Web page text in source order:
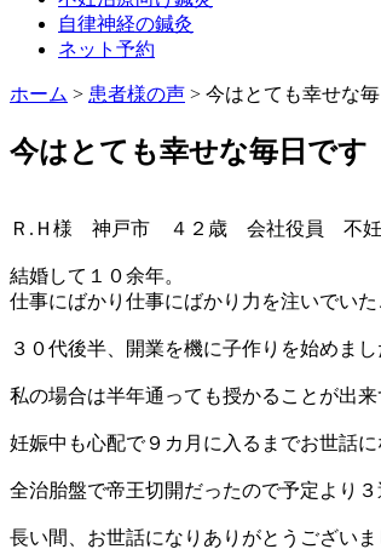
自律神経の鍼灸
ネット予約
ホーム > 患者様の声 > 今はとても幸せな
今はとても幸せな毎日で
Ｒ.Ｈ様 神戸市 ４２歳 会社役員 不妊
結婚して１０余年。
仕事にばかり仕事にばかり力を注いでい
３０代後半、開業を機に子作りを始めま
私の場合は半年通っても授かることが出
妊娠中も心配で９カ月に入るまでお世話
全治胎盤で帝王切開だったので予定より
長い間、お世話になりありがとうございま